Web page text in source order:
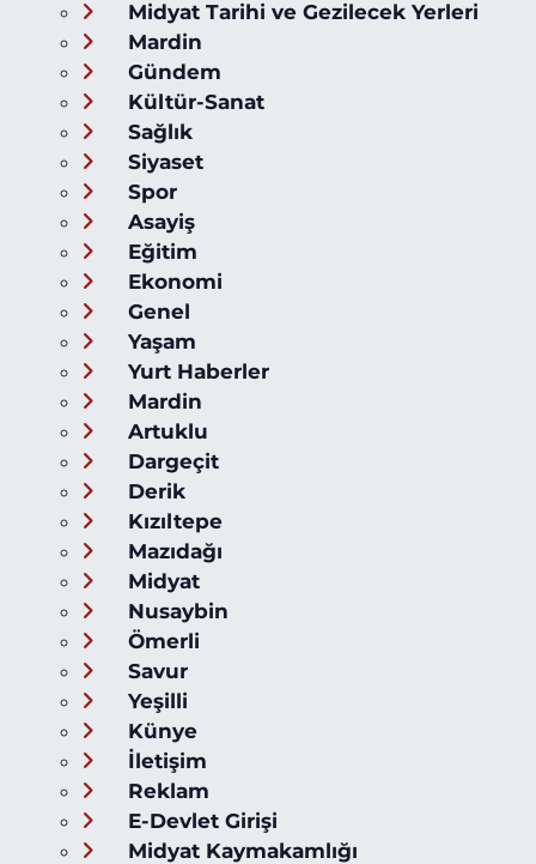
Midyat Tarihi ve Gezilecek Yerleri
Mardin
Gündem
Kültür-Sanat
Sağlık
Siyaset
Spor
Asayiş
Eğitim
Ekonomi
Genel
Yaşam
Yurt Haberler
Mardin
Artuklu
Dargeçit
Derik
Kızıltepe
Mazıdağı
Midyat
Nusaybin
Ömerli
Savur
Yeşilli
Künye
İletişim
Reklam
E-Devlet Girişi
Midyat Kaymakamlığı